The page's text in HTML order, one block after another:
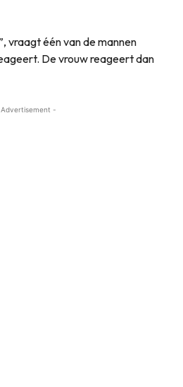
vraagt één van de mannen
De vrouw reageert dan
-